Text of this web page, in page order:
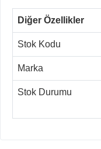
Diğer Özellikler
Stok Kodu
Marka
Stok Durumu